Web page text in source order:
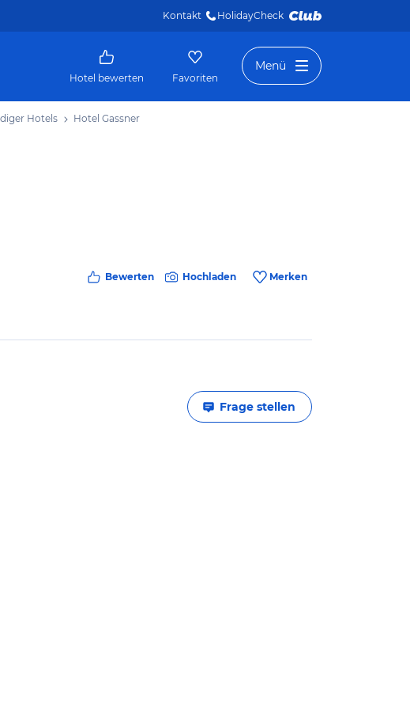
Kontakt HolidayCheck
Hotel bewerten Favoriten
Menü
Hotels Hotel Gassner
Bewerten Hochladen Merken
Frage stellen